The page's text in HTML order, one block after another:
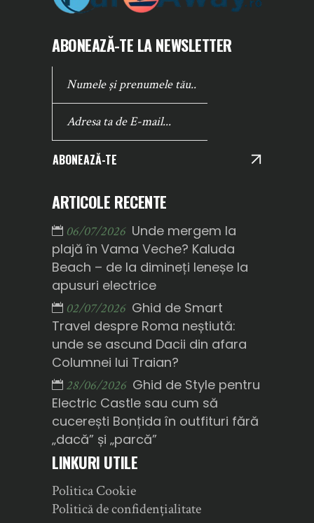
ABONEAZĂ-TE LA NEWSLETTER
ABONEAZĂ-TE
ARTICOLE RECENTE
06/07/2026 Unde mergem la
plajă în Vama Veche? Kaluda
Beach – de la dimineți leneșe la
apusuri electrice
02/07/2026 Ghid de Smart
Travel despre Roma neștiută:
unde se ascund Dacii din afara
Columnei lui Traian?
28/06/2026 Ghid de Style pentru
Electric Castle sau cum să
cucerești Bonțida în outfituri fără
„dacă” și „parcă”
LINKURI UTILE
Politica Cookie
Politică de confidențialitate